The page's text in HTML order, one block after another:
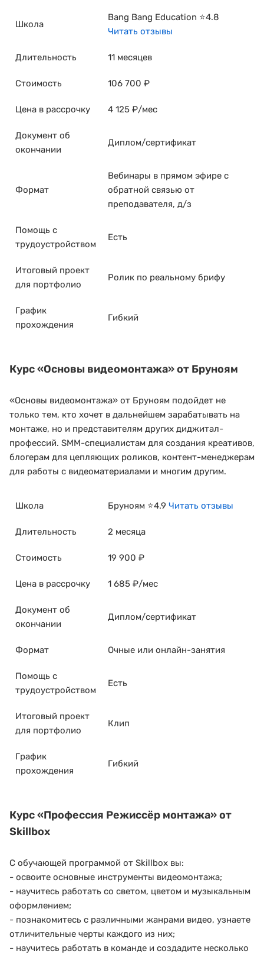
Школа
Bang Bang Education ⭐4.8
Читать отзывы
Длительность 11 месяцев
Стоимость 106 700 ₽
Цена в рассрочку 4 125 ₽/мес
Документ об
окончании
Диплом/сертификат
Формат
Вебинары в прямом эфире с
обратной связью от
преподавателя, д/з
Помощь с
трудоустройством
Есть
Итоговый проект
для портфолио
Ролик по реальному брифу
График
прохождения
Гибкий
Курс«Основы видеомонтажа»от Бруноям
«Основы видеомонтажа» от Бруноям подойдет не
только тем, кто хочет в дальнейшем зарабатывать на
монтаже, но и представителям других диджитал-
профессий. SMM-специалистам для создания креативов,
блогерам для цепляющих роликов, контент-менеджерам
для работы с видеоматериалами и многим другим.
Школа Бруноям ⭐4.9 Читать отзывы
Длительность 2 месяца
Стоимость 19 900 ₽
Цена в рассрочку 1 685 ₽/мес
Документ об
окончании
Диплом/сертификат
Формат Очные или онлайн-занятия
Помощь с
трудоустройством
Есть
Итоговый проект
для портфолио
Клип
График
прохождения
Гибкий
Курс«Профессия Режиссёр монтажа»от
Skillbox
С обучающей программой от Skillbox вы:
- освоите основные инструменты видеомонтажа;
- научитесь работать со светом, цветом и музыкальным
оформлением;
- познакомитесь с различными жанрами видео, узнаете
отличительные черты каждого из них;
- научитесь работать в команде и создадите несколько